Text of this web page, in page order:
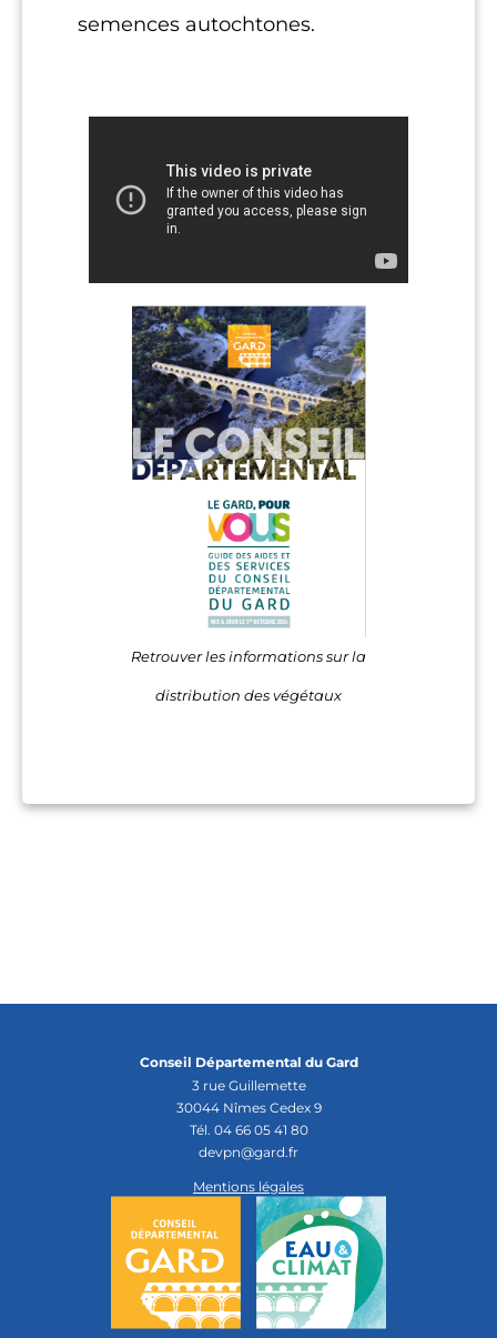
semences autochtones.
Retrouver les informations sur la
distribution des végétaux
Conseil Départemental du Gard
3 rue Guillemette
30044 Nîmes Cedex 9
Tél. 04 66 05 41 80
devpn@gard.fr
Mentions légales